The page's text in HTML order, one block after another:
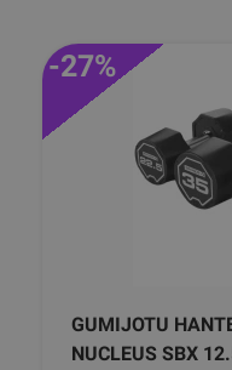
GUMIJOTU
NUCLEUS SBX
-27%